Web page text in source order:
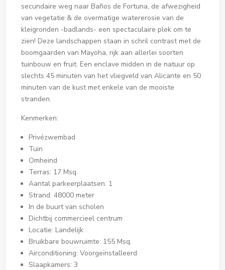
secundaire weg naar Baños de Fortuna, de afwezigheid
van vegetatie & de overmatige watererosie van de
kleigronden -badlands- een spectaculaire plek om te
zien! Deze landschappen staan in schril contrast met de
boomgaarden van Mayoha, rijk aan allerlei soorten
tuinbouw en fruit. Een enclave midden in de natuur op
slechts 45 minuten van het vliegveld van Alicante en 50
minuten van de kust met enkele van de mooiste
stranden.
Kenmerken:
Privézwembad
Tuin
Omheind
Terras: 17 Msq.
Aantal parkeerplaatsen: 1
Strand: 48000 meter
In de buurt van scholen
Dichtbij commercieel centrum
Locatie: Landelijk
Bruikbare bouwruimte: 155 Msq.
Airconditioning: Voorgeïnstalleerd
Slaapkamers: 3